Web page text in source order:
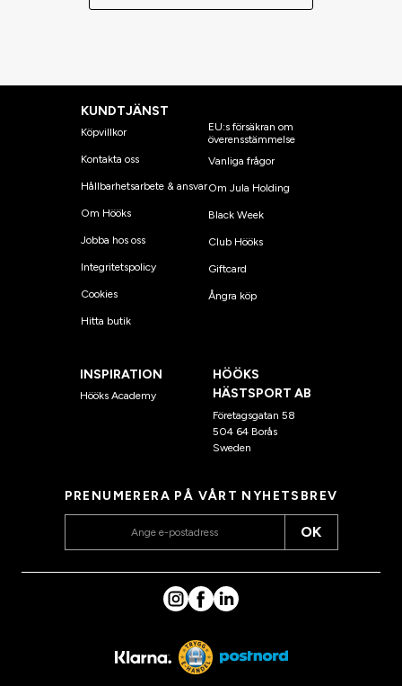
KUNDTJÄNST
Köpvillkor
Kontakta oss
Hållbarhetsarbete & ansvar
Om Hööks
Jobba hos oss
Integritetspolicy
Cookies
Hitta butik
EU:s försäkran om
överensstämmelse
Vanliga frågor
Om Jula Holding
Black Week
Club Hööks
Giftcard
Ångra köp
INSPIRATION
Hööks Academy
HÖÖKS
HÄSTSPORT AB
Företagsgatan 58
504 64 Borås
Sweden
PRENUMERERA PÅ VÅRT NYHETSBREV
OK